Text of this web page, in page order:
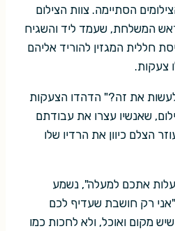
הסתיימה. צוות הצילום
המשלחת, שעמד ליד והשגיח
חללית המגזין להוריד אליהם
צעקות.
את זה?" הדהדו הצעקות
שאנשיו עצרו את עבודתם
הצלם כיוון את הרדיו שלו
אתכם למעלה", נשמע
רק חושבת שעדיף לכם
מקום ואוכל, ולא לחכות כמו